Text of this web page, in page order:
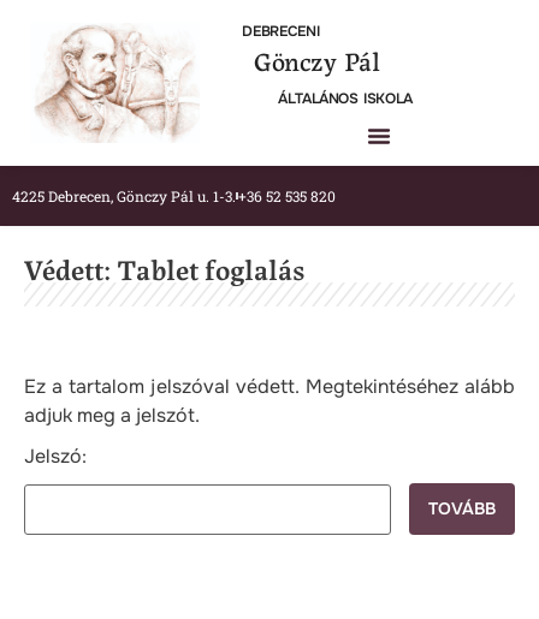
DEBRECENI
Gönczy Pál
ÁLTALÁNOS ISKOLA
4225 Debrecen, Gönczy Pál u. 1-3.+36 52 535 820
Védett: Tablet foglalás
Ez a tartalom jelszóval védett. Megtekintéséhez alább
adjuk meg a jelszót.
Jelszó: